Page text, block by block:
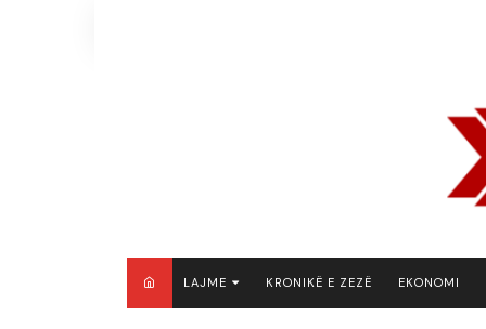
LAJME KRONIKË E ZEZË EKONOMI